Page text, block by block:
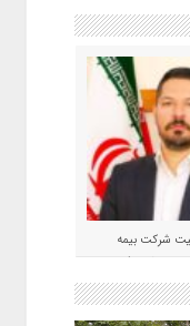
شرکت بیمه
حکمت صبا در سال ۱۴۰۵ کامل می